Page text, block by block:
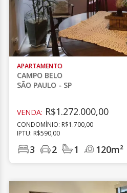
APARTAMENTO
CAMPO BELO
SÃO PAULO - SP
VENDA: R$1.272.000,00
CONDOMÍNIO: R$1.700,00
IPTU: R$590,00
3 2 1 120m²